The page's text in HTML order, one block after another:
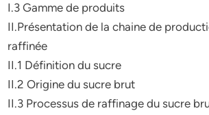
I.3 Gamme de produits
II.Présentation de la chaine de
raffinée
II.1 Définition du sucre
II.2 Origine du sucre brut
II.3 Processus de raffinage du sucre